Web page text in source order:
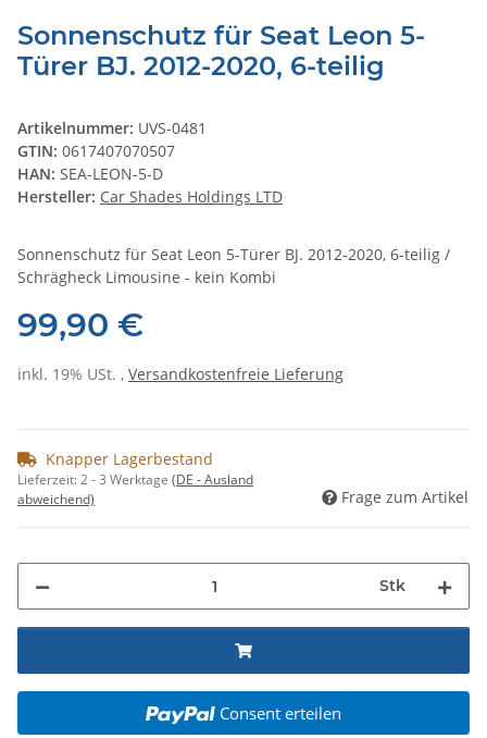
Sonnenschutz für Seat Leon 5-
Türer BJ. 2012-2020, 6-teilig
Artikelnummer: UVS-0481
GTIN: 0617407070507
HAN: SEA-LEON-5-D
Hersteller: Car Shades Holdings LTD
Sonnenschutz für Seat Leon 5-Türer BJ. 2012-2020, 6-teilig /
Schrägheck Limousine - kein Kombi
99,90 €
inkl. 19% USt. , Versandkostenfreie Lieferung
Knapper Lagerbestand
Lieferzeit:2 - 3 Werktage (DE - Ausland
abweichend)
Frage zum Artikel
Stk
Consent erteilen